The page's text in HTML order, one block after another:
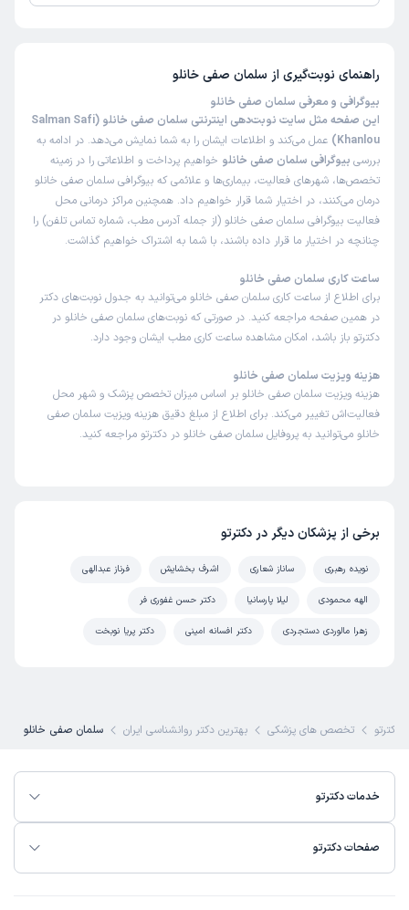
راهنمای نوبت‌گیری از سلمان صفی خانلو
بیوگرافی و معرفی سلمان صفی خانلو
این صفحه مثل سایت نوبت‌دهی اینترنتی سلمان صفی خانلو (Salman Safi
Khanlou)
عمل می‌کند و اطلاعات ایشان را به شما نمایش می‌دهد. در ادامه به
بررسی بیوگرافی سلمان صفی خانلو خواهیم پرداخت و اطلاعاتی را در زمینه
تخصص‌ها، شهرهای فعالیت، بیماری‌ها و علائمی که بیوگرافی سلمان صفی خانلو
درمان می‌کنند، در اختیار شما قرار خواهیم داد. همچنین مراکز درمانی محل
فعالیت بیوگرافی سلمان صفی خانلو (از جمله آدرس مطب، شماره تماس تلفن) را
چنانچه در اختیار ما قرار داده باشند، با شما به اشتراک خواهیم گذاشت.
ساعت کاری سلمان صفی خانلو
برای اطلاع از ساعت کاری سلمان صفی خانلو می‌توانید به جدول نوبت‌های دکتر
در همین صفحه مراجعه کنید. در صورتی که نوبت‌های سلمان صفی خانلو در
دکترتو باز باشد، امکان مشاهده ساعت کاری مطب ایشان وجود دارد.
هزینه ویزیت سلمان صفی خانلو
هزینه ویزیت سلمان صفی خانلو بر اساس میزان تخصص پزشک و شهر محل
فعالیت‌اش تغییر می‌کند. برای اطلاع از مبلغ دقیق هزینه ویزیت سلمان صفی
خانلو می‌توانید به پروفایل سلمان صفی خانلو در دکترتو مراجعه کنید.
برخی از پزشکان دیگر در دکترتو
نویده رهبری ساناز شعاری اشرف بخشایش فرناز عبدالهی
الهه محمودی لیلا پارسانیا دکتر حسن غفوری فر
زهرا مالوردی دستجردی دکتر افسانه امینی دکتر پریا نوبخت
دکترتو تخصص های پزشکی بهترین دکتر روانشناسی ایران سلمان صفی خانلو
خدمات دکترتو
صفحات دکترتو